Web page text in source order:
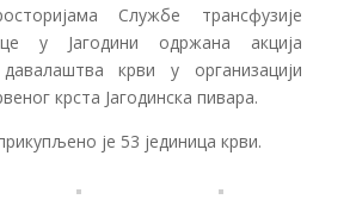
Службе трансфузије
у Јагодини одржана акција
крви у организацији
крста Јагодинска пивара.
је 53 јединица крви.